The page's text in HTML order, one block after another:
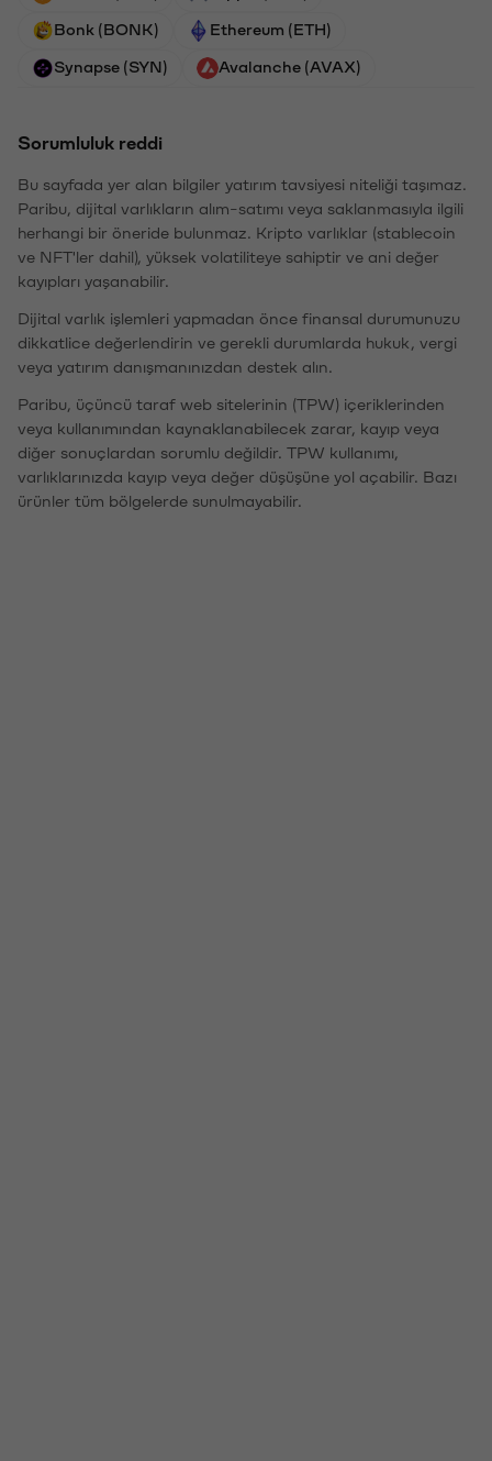
Bonk (BONK) Ethereum (ETH)
Synapse (SYN) Avalanche (AVAX)
Sorumluluk reddi
Bu sayfada yer alan bilgiler yatırım tavsiyesi niteliği taşımaz.
Paribu, dijital varlıkların alım-satımı veya saklanmasıyla ilgili
herhangi bir öneride bulunmaz. Kripto varlıklar (stablecoin
ve NFT'ler dahil), yüksek volatiliteye sahiptir ve ani değer
kayıpları yaşanabilir.
Dijital varlık işlemleri yapmadan önce finansal durumunuzu
dikkatlice değerlendirin ve gerekli durumlarda hukuk, vergi
veya yatırım danışmanınızdan destek alın.
Paribu, üçüncü taraf web sitelerinin (TPW) içeriklerinden
veya kullanımından kaynaklanabilecek zarar, kayıp veya
diğer sonuçlardan sorumlu değildir. TPW kullanımı,
varlıklarınızda kayıp veya değer düşüşüne yol açabilir. Bazı
ürünler tüm bölgelerde sunulmayabilir.